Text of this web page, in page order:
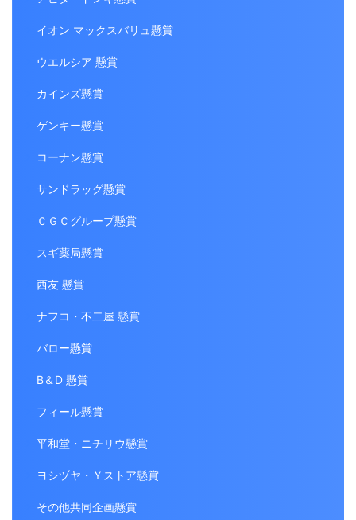
イオン マックスバリュ懸賞
ウエルシア 懸賞
カインズ懸賞
ゲンキー懸賞
コーナン懸賞
サンドラッグ懸賞
ＣＧＣグループ懸賞
スギ薬局懸賞
西友 懸賞
ナフコ・不二屋 懸賞
バロー懸賞
B＆D 懸賞
フィール懸賞
平和堂・ニチリウ懸賞
ヨシヅヤ・Ｙストア懸賞
その他共同企画懸賞